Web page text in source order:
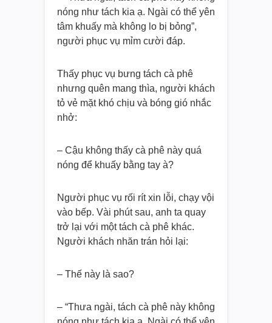
nóng như tách kia ạ. Ngài có thể yên
tâm khuấy mà không lo bị bỏng”,
người phục vụ mỉm cười đáp.
Thấy phục vụ bưng tách cà phê
nhưng quên mang thìa, người khách
tỏ vẻ mặt khó chịu và bóng gió nhắc
nhở:
– Cậu không thấy cà phê này quá
nóng để khuấy bằng tay à?
Người phục vụ rối rít xin lỗi, chạy vội
vào bếp. Vài phút sau, anh ta quay
trở lại với một tách cà phê khác.
Người khách nhăn trán hỏi lại:
– Thế này là sao?
– “Thưa ngài, tách cà phê này không